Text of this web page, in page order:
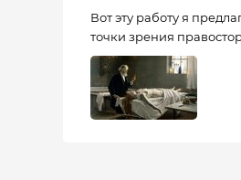
Вот эту работу я
точки зрения